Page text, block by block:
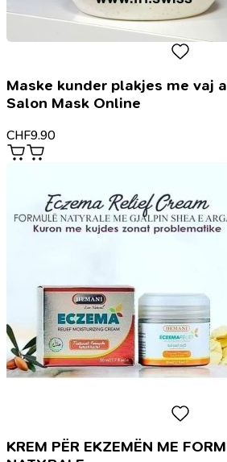
Maske kunder plakjes me vaj
Salon Mask Online
CHF9.90
KREM PËR EKZEMËN ME